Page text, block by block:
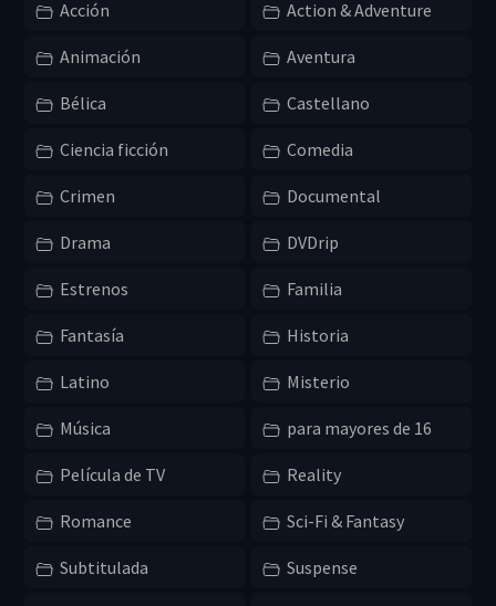
Acción Action & Adventure
Animación Aventura
Bélica Castellano
Ciencia ficción Comedia
Crimen Documental
Drama DVDrip
Estrenos Familia
Fantasía Historia
Latino Misterio
Música para mayores de 16
Película de TV Reality
Romance Sci-Fi & Fantasy
Subtitulada Suspense